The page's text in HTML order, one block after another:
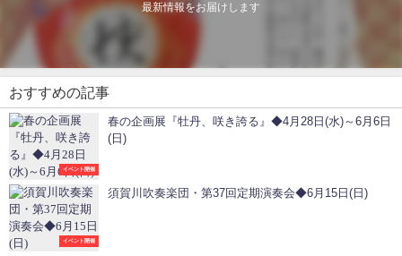
最新情報をお届けします
おすすめの記事
イベント開催
春の企画展『牡丹、咲き誇る』◆4月28日(水)～6月6日
(日)
イベント開催
須賀川吹奏楽団・第37回定期演奏会◆6月15日(日)